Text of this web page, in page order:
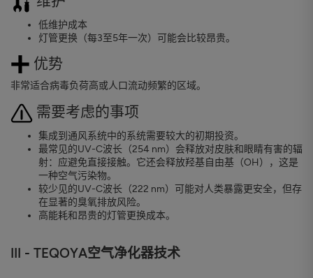
低维护成本
灯管更换（每3至5年一次）可能会比较昂贵。
优势
非常适合病毒负荷高或人口流动频繁的区域。
需要考虑的事项
集成到通风系统中的系统需要较大的初期投资。
最常见的UV-C波长（254 nm）会释放对皮肤和眼睛有害的辐
射：应避免直接接触。它还会释放羟基自由基（OH），这是
一种空气污染物。
较少见的UV-C波长（222 nm）可能对人类暴露更安全，但存
在显著的臭氧排放风险。
高能耗和昂贵的灯管更换成本。
III - TEQOYA空气净化器技术